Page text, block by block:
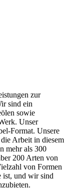
zur
sind ein
sowie
Unser
Format. Unsere
Arbeit in diesem
mehr als 300
200 Arten von
von Formen
ist, und wir sind